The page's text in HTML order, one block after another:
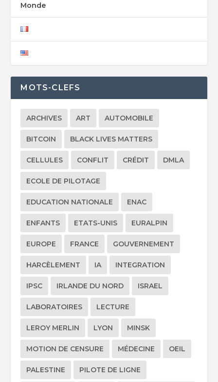
Monde
MOTS-CLEFS
ARCHIVES ART AUTOMOBILE
BITCOIN BLACK LIVES MATTERS
CELLULES CONFLIT CRÉDIT DMLA
ECOLE DE PILOTAGE
EDUCATION NATIONALE ENAC
ENFANTS ETATS-UNIS EURALPIN
EUROPE FRANCE GOUVERNEMENT
HARCÈLEMENT IA INTEGRATION
IPSC IRLANDE DU NORD ISRAEL
LABORATOIRES LECTURE
LEROY MERLIN LYON MINSK
MOTION DE CENSURE MÉDECINE OEIL
PALESTINE PILOTE DE LIGNE